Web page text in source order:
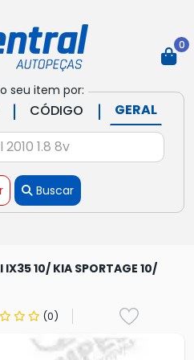
seu item por:
| CÓDIGO | GERAL
Buscar
0
IX35 10/ KIA SPORTAGE 10/
(0)